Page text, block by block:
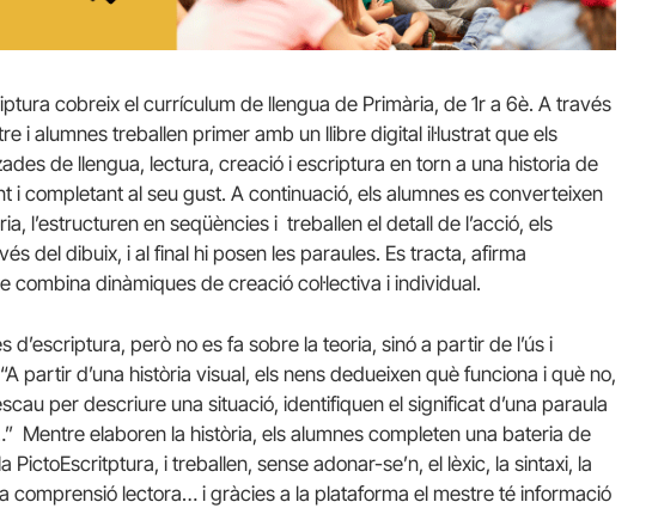
cobreix el currículum de llengua de Primària, de 1r a 6è. A través
i alumnes treballen primer amb un llibre digital il·lustrat que els
de llengua, lectura, creació i escriptura en torn a una historia de
i completant al seu gust. A continuació, els alumnes es converteixen
l’estructuren en seqüències i treballen el detall de l’acció, els
del dibuix, i al final hi posen les paraules. Es tracta, afirma
combina dinàmiques de creació col·lectiva i individual.
d’escriptura, però no es fa sobre la teoria, sinó a partir de l’ús i
partir d’una història visual, els nens dedueixen què funciona i què no,
per descriure una situació, identifiquen el significat d’una paraula
Mentre elaboren la història, els alumnes completen una bateria de
i treballen, sense adonar-se’n, el lèxic, la sintaxi, la
comprensió lectora… i gràcies a la plataforma el mestre té informació